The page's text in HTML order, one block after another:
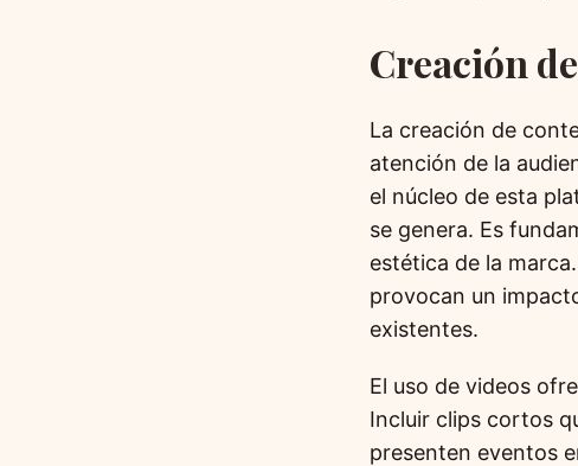
Creación
La creación de
atención de la
el núcleo de esta
se genera. Es
estética de la
provocan un
existentes.
El uso de videos
Incluir clips cortos
presenten eventos